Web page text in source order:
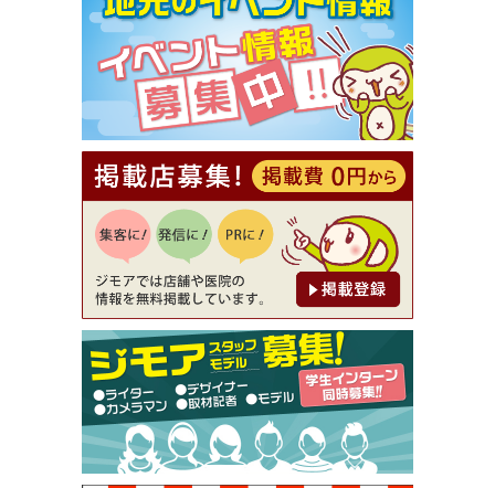
【ジモア限定①】初回割引 特価 VIO脱毛11,000円
⇒8,800円（メンズ専門ワックス脱毛サロン Mickle
（ミックル））
[有効期限]2026年9月30日
【ジモア読者特典2】コース 3,500円→3,000円（料
理5品+2時間飲み放題）（創作イタリアン Pia Cu
ore（ピアクオーレ））
[有効期限]2026年9月30日
【ジモア読者特典1】料理全品20％OFF ※18時以
降（創作イタリアン Pia Cuore（ピアクオーレ））
[有効期限]2026年9月30日
【ジモア限定②】初回割引 特価 鼻毛脱毛 半額 2,2
00円⇒1,100円（メンズ専門ワックス脱毛サロン Mi
ckle（ミックル））
[有効期限]2026年9月30日
【ジモア限定特典①】まつ毛カール 3,850円→ 2,7
50円（Premiere（プルミエール））
[有効期限]2026年9月30日
焼き餃子 一皿サービス（餃子酒場たっちゃん 西
早稲田店）
[有効期限]2026年9月30日